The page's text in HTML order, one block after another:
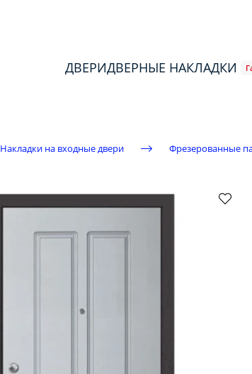
ДВЕРИДВЕРНЫЕ НАКЛАДКИ
Накладки на входные двери Фрезерованные